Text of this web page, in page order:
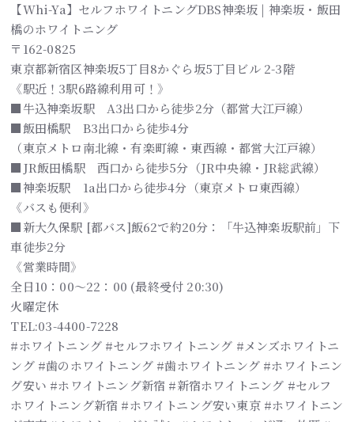
【Whi-Ya】セルフホワイトニングDBS神楽坂 | 神楽坂・飯田
橋のホワイトニング
〒162-0825
東京都新宿区神楽坂5丁目8かぐら坂5丁目ビル 2-3階
《駅近！3駅6路線利用可！》
■牛込神楽坂駅 A3出口から徒歩2分（都営大江戸線）
■飯田橋駅 B3出口から徒歩4分
（東京メトロ南北線・有楽町線・東西線・都営大江戸線）
■JR飯田橋駅 西口から徒歩5分（JR中央線・JR総武線）
■神楽坂駅 1a出口から徒歩4分（東京メトロ東西線）
《バスも便利》
■新大久保駅 [都バス]飯62で約20分：「牛込神楽坂駅前」下
車徒歩2分
《営業時間》
全日10：00～22：00 (最終受付 20:30)
火曜定休
TEL:03-4400-7228
#ホワイトニング #セルフホワイトニング #メンズホワイトニ
ング #歯のホワイトニング #歯ホワイトニング #ホワイトニン
グ安い #ホワイトニング新宿 #新宿ホワイトニング #セルフ
ホワイトニング新宿 #ホワイトニング安い東京 #ホワイトニン